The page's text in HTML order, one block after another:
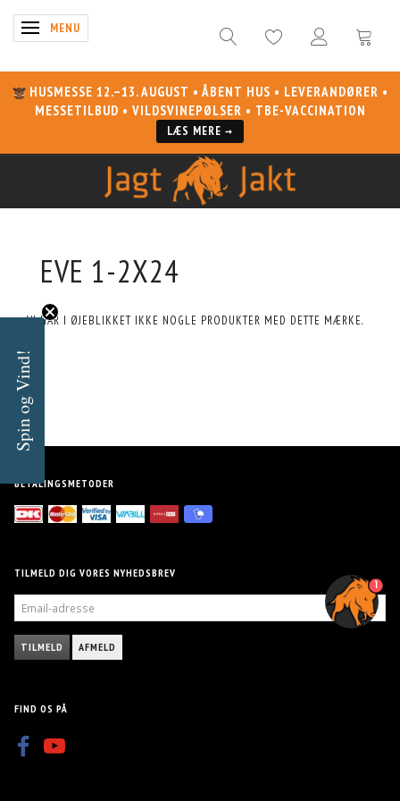
SKIFTE NAVIGATION
MENU
HUSMESSE 12.–13. AUGUST • ÅBENT HUS • LEVERANDØRER •
MESSETILBUD • VILDSVINEPØLSER • TBE-VACCINATION
LÆS MERE →
EVE 1-2X24
VI HAR I ØJEBLIKKET IKKE NOGLE PRODUKTER MED DETTE MÆRKE.
BETALINGSMETODER
TILMELD DIG VORES NYHEDSBREV
ADRESSE
TILMELD AFMELD
FIND OS PÅ
1
Spin og Vind!